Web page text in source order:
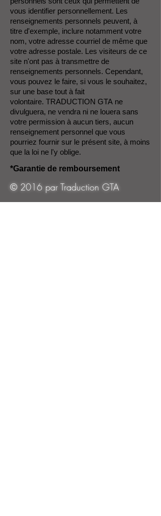
vous identifier personnellement. Les
renseignements personnels peuvent, à
titre d'exemple, inclure notamment votre
nom, votre adresse courriel de même que
votre adresse postale. Les visiteurs de ce
site n'ont pas à transmettre de
renseignements personnels. Cependant,
vous pouvez le faire, si vous le souhaitez,
sur une base tout à fait
volontaire. TRADUCTION GTA ne
divulguera, ne vendra ni ne louera sans
votre permission à aucun tiers, aucun
renseignement personnel que vous
pourriez fournir sur le présent site, à moins
que la loi ne l'y oblige.
*Garantie de remboursement
© 2016 par Traduction GTA